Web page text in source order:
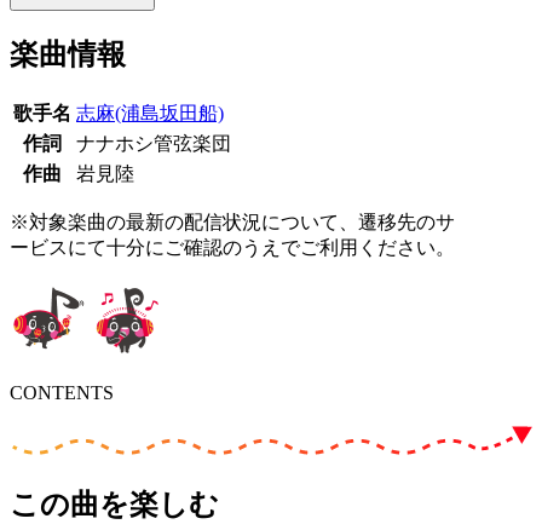
楽曲情報
歌手名 志麻(浦島坂田船)
作詞
ナナホシ管弦楽団
作曲
岩見陸
※対象楽曲の最新の配信状況について、遷移先のサ
ービスにて十分にご確認のうえでご利用ください。
CONTENTS
この曲を楽しむ